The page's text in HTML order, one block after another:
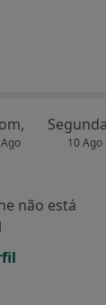
10 Ago
não está